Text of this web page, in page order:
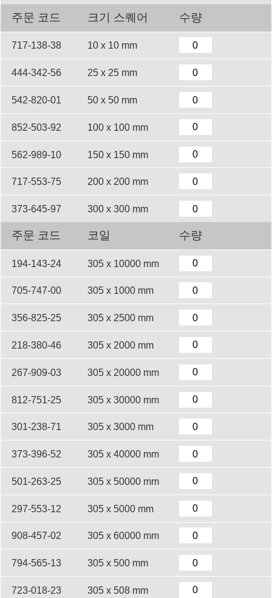
주문 코드 크기 스퀘어 수량
717-138-38 10 x 10 mm
444-342-56 25 x 25 mm
542-820-01 50 x 50 mm
852-503-92 100 x 100 mm
562-989-10 150 x 150 mm
717-553-75 200 x 200 mm
373-645-97 300 x 300 mm
주문 코드 코일 수량
194-143-24 305 x 10000 mm
705-747-00 305 x 1000 mm
356-825-25 305 x 2500 mm
218-380-46 305 x 2000 mm
267-909-03 305 x 20000 mm
812-751-25 305 x 30000 mm
301-238-71 305 x 3000 mm
373-396-52 305 x 40000 mm
501-263-25 305 x 50000 mm
297-553-12 305 x 5000 mm
908-457-02 305 x 60000 mm
794-565-13 305 x 500 mm
723-018-23 305 x 508 mm